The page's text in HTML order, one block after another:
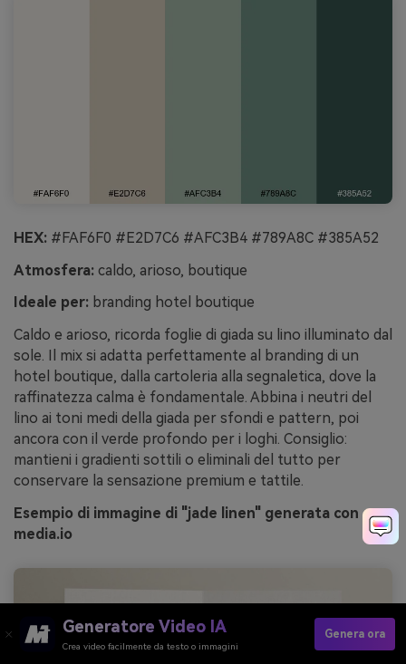
HEX: #FAF6F0 #E2D7C6 #AFC3B4 #789A8C #385A52
Atmosfera: caldo, arioso, boutique
Ideale per: branding hotel boutique
Caldo e arioso, ricorda foglie di giada su lino illuminato dal
sole. Il mix si adatta perfettamente al branding di un
hotel boutique, dalla cartoleria alla segnaletica, dove la
raffinatezza calma è fondamentale. Abbina i neutri del
lino ai toni medi della giada per sfondi e pattern, poi
ancora con il verde profondo per i loghi. Consiglio:
mantieni i gradienti sottili o eliminali del tutto per
conservare la sensazione premium e tattile.
Esempio di immagine di "jade linen" generata con
media.io
Generatore Video IA
Crea video facilmente da testo o immagini
Genera ora